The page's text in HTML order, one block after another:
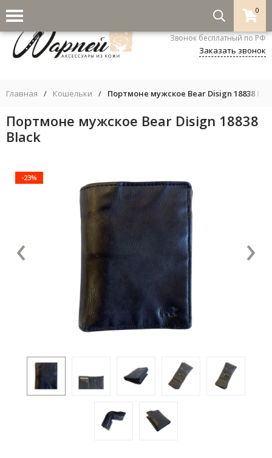
0
8-800-333-5530
Звонок бесплатный по РФ
Заказать звонок
Главная / Кошельки / Портмоне мужское Bear Disign 18838
Портмоне мужское Bear Disign 18838
Black
-23%
‹ ›